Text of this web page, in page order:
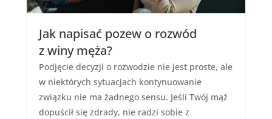
Jak napisać pozew o rozwód
z winy męża?
Podjęcie decyzji o rozwodzie nie jest proste, ale
w niektórych sytuacjach kontynuowanie
związku nie ma żadnego sensu. Jeśli Twój mąż
dopuścił się zdrady, nie radzi sobie z